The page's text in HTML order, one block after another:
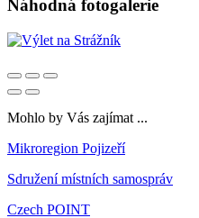
Náhodná fotogalerie
Mohlo by Vás zajímat ...
Mikroregion Pojizeří
Sdružení místních samospráv
Czech POINT